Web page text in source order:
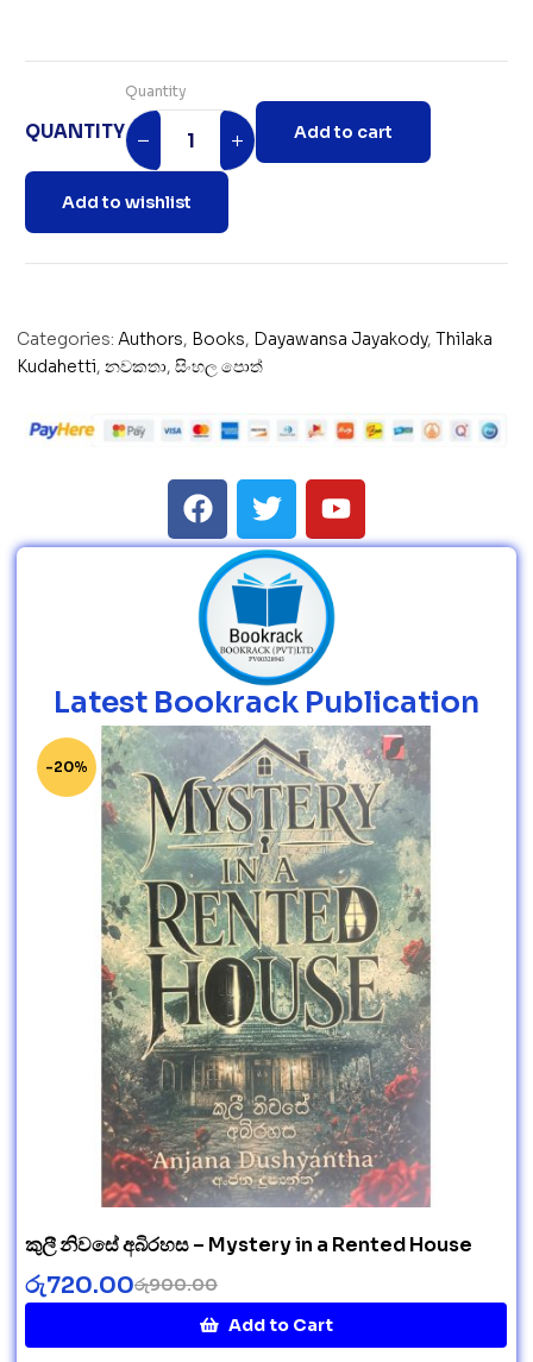
QUANTITY
Quantity
Add to cart
Add to wishlist
Categories: Authors, Books, Dayawansa Jayakody, Thilaka
Kudahetti, නවකතා, සිංහල පොත්
Latest Bookrack Publication
-20%
කුලී නිවසේ අබිරහස – Mystery in a Rented House
රු900.00
රු720.00
Add to Cart